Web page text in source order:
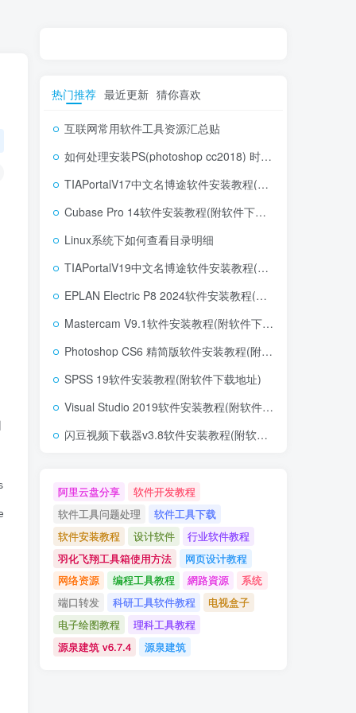
Handles C1TrueDBGrid1.MouseUp
热门推荐 最近更新 猜你喜欢
互联网常用软件工具资源汇总贴
如何处理安装PS(photoshop cc2018) 时，提示系统或者IE浏览器需要升级
TIAPortalV17中文名博途软件安装教程(附软件下载地址)
Cubase Pro 14软件安装教程(附软件下载地址)
Linux系统下如何查看目录明细
TIAPortalV19中文名博途软件安装教程(附软件下载地址)
EPLAN Electric P8 2024软件安装教程(附软件下载地址)
Mastercam V9.1软件安装教程(附软件下载地址)
Photoshop CS6 精简版软件安装教程(附软件下载地址)
SPSS 19软件安装教程(附软件下载地址)
Visual Studio 2019软件安装教程(附软件下载地址)
闪豆视频下载器v3.8软件安装教程(附软件下载地址)
阿里云盘分享
软件开发教程
软件工具问题处理
软件工具下载
软件安装教程
设计软件
行业软件教程
羽化飞翔工具箱使用方法
网页设计教程
网络资源
编程工具教程 網路資源
系统
端口转发
科研工具软件教程
电视盒子
电子绘图教程
理科工具教程
源泉建筑 v6.7.4
源泉建筑